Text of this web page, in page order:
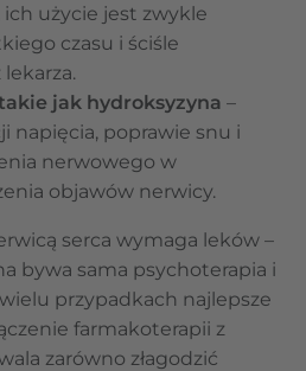
użycie jest zwykle
czasu i ściśle
jak hydroksyzyna –
napięcia, poprawie snu i
nerwowego w
objawów nerwicy.
serca wymaga leków –
bywa sama psychoterapia i
przypadkach najlepsze
farmakoterapii z
zarówno złagodzić